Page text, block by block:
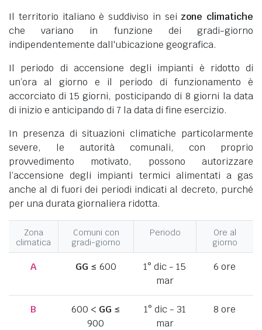
Il territorio italiano è suddiviso in sei zone climatiche
che variano in funzione dei gradi-giorno
indipendentemente dall'ubicazione geografica.
Il periodo di accensione degli impianti è ridotto di
un’ora al giorno e il periodo di funzionamento è
accorciato di 15 giorni, posticipando di 8 giorni la data
di inizio e anticipando di 7 la data di fine esercizio.
In presenza di situazioni climatiche particolarmente
severe, le autorità comunali, con proprio
provvedimento motivato, possono autorizzare
l’accensione degli impianti termici alimentati a gas
anche al di fuori dei periodi indicati al decreto, purché
per una durata giornaliera ridotta.
Zona
climatica
Comuni con
gradi-giorno
Periodo
Ore al
giorno
A GG ≤ 600
1° dic - 15
mar
6 ore
B 600 < GG ≤
900
1° dic - 31
mar
8 ore